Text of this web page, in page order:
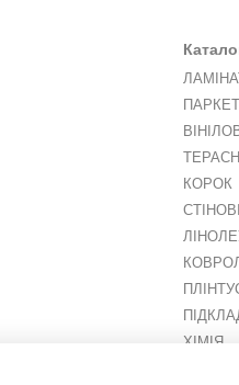
ПАРКЕТ
КОРОК
ХІМІЯ